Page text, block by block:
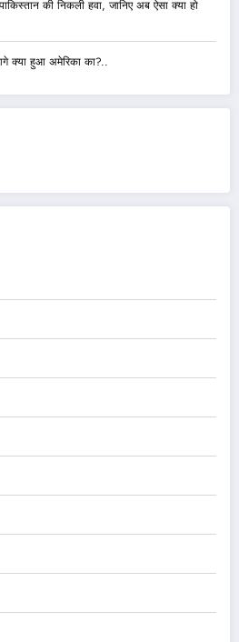
की निकली हवा, जानिए अब ऐसा क्या हो
क्या हुआ अमेरिका का?..